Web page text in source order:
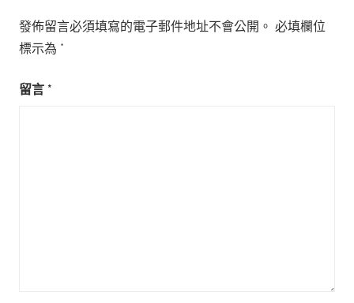
發佈留言必須填寫的電子郵件地址不會公開。 必填欄位
標示為 *
留言 *